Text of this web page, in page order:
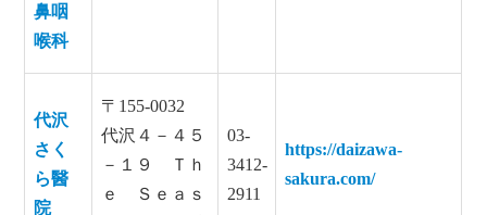
鼻咽
喉科
代沢
さく
ら醫
院
〒155-0032
代沢４－４５
－１９ Ｔｈ
ｅ Ｓｅａｓ
03-
3412-
2911
https://daizawa-
sakura.com/